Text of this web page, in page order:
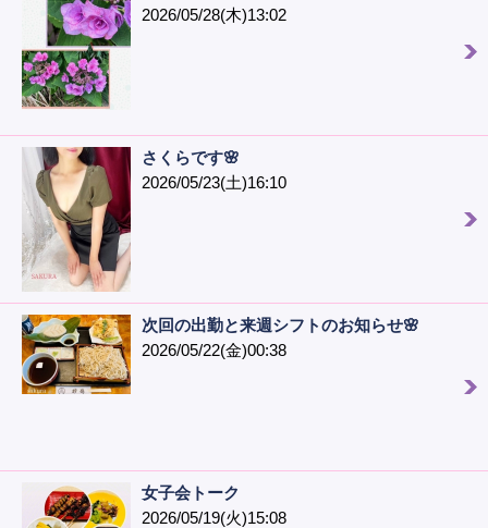
2026/05/28(木)13:02
さくらです🌸
2026/05/23(土)16:10
次回の出勤と来週シフトのお知らせ🌸
2026/05/22(金)00:38
女子会トーク
2026/05/19(火)15:08